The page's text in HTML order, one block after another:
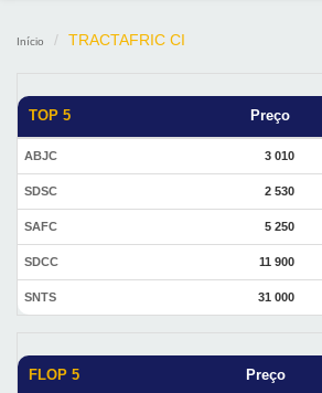
Início TRACTAFRIC CI
TOP 5 Preço
ABJC 3 010
SDSC 2 530
SAFC 5 250
SDCC 11 900
SNTS 31 000
FLOP 5 Preço